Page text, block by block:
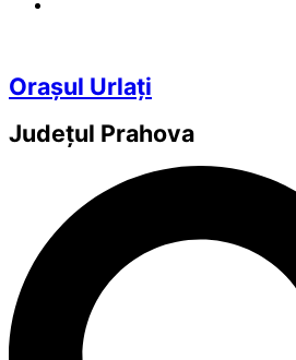
Orașul Urlați
Județul Prahova